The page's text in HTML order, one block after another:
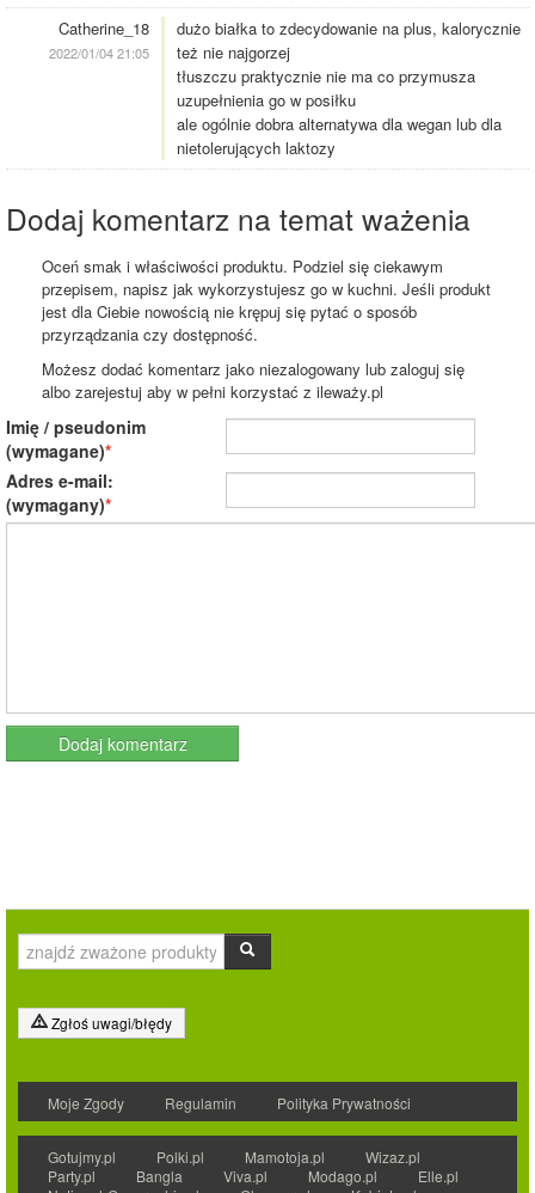
Catherine_18
2022/01/04 21:05
dużo białka to zdecydowanie na plus, kalorycznie
też nie najgorzej
tłuszczu praktycznie nie ma co przymusza
uzupełnienia go w posiłku
ale ogólnie dobra alternatywa dla wegan lub dla
nietolerujących laktozy
Dodaj komentarz na temat ważenia
Oceń smak i właściwości produktu. Podziel się ciekawym
przepisem, napisz jak wykorzystujesz go w kuchni. Jeśli produkt
jest dla Ciebie nowością nie krępuj się pytać o sposób
przyrządzania czy dostępność.
Możesz dodać komentarz jako niezalogowany lub zaloguj się
albo zarejestuj aby w pełni korzystać z ileważy.pl
Imię / pseudonim
(wymagane)
Adres e-mail:
(wymagany)
Zgłoś uwagi/błędy
Moje Zgody Regulamin Polityka Prywatności
Gotujmy.pl Polki.pl Mamotoja.pl
Wizaz.pl
Party.pl
Bangla Viva.pl Modago.pl
Elle.pl